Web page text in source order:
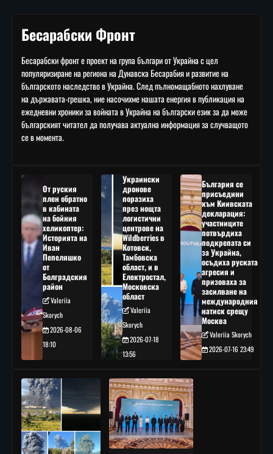
Бесарабски Фронт
Бесарабски фронт е проект на група българи от Украйна с цел
популяризиране на региона на Дунавска Бесарабия и развитие на
българското наследство в Украйна. След пълномащабното нахлуване
на държавата-грешка, ние насочихме нашата енергия в публикация на
ежедневни хроники за войната в Украйна на български език за да може
българският читател да получава актуална информация за случващото
се в момента.
От руския
плен обратно
в кабината
на бойния
хеликоптер:
Историята на
Иван
Пепеляшко
от
Болградския
район
Valeriia
Skorych
2026-08-06
18:10
Украински
дронове
поразиха
през нощта
логистични
центрове на
Wildberries в
Котовск,
Тамбовска
област, и в
Електростал,
Московска
област
Valeriia
Skorych
2026-07-18
13:56
България се
присъедини
към Киивската
декларация:
участниците
потвърдиха
подкрепата си
за Украйна,
осъдиха руската
агресия и
призоваха за
засилване на
международния
натиск срещу
Москва
Valeriia Skorych
2026-07-16 23:49